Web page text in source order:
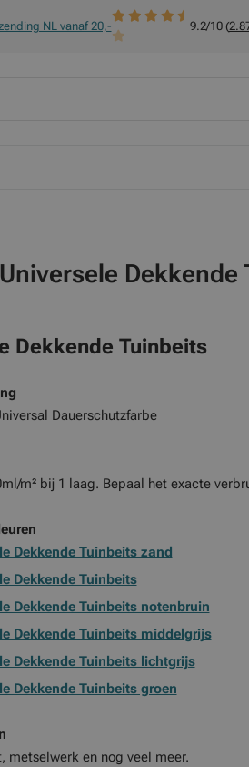
NL vanaf 20,- 9.2/10 (
Dekkende Tuinbeits
Dauerschutzfarbe
m² bij 1 laag. Bepaal het exacte
Dekkende Tuinbeits zand
Dekkende Tuinbeits
Dekkende Tuinbeits notenbruin
Dekkende Tuinbeits middelgrijs
Dekkende Tuinbeits lichtgrijs
Dekkende Tuinbeits groen
metselwerk en nog veel meer.